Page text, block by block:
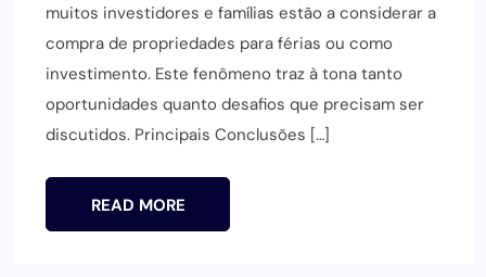
muitos investidores e famílias estão a considerar a
compra de propriedades para férias ou como
investimento. Este fenômeno traz à tona tanto
oportunidades quanto desafios que precisam ser
discutidos. Principais Conclusões […]
READ MORE